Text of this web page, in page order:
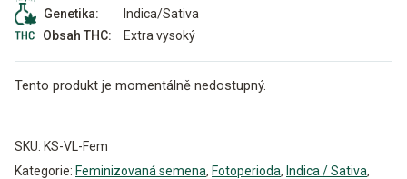
Genetika:
Indica/Sativa
Obsah THC:
Extra vysoký
Tento produkt je momentálně nedostupný.
SKU: KS-VL-Fem
Kategorie: Feminizovaná semena, Fotoperioda, Indica / Sativa,